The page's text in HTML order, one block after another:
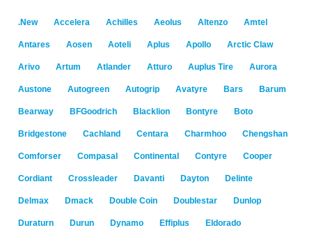
.New Accelera Achilles Aeolus Altenzo Amtel
Antares Aosen Aoteli Aplus Apollo Arctic Claw
Arivo Artum Atlander Atturo Auplus Tire Aurora
Austone Autogreen Autogrip Avatyre Bars Barum
Bearway BFGoodrich Blacklion Bontyre Boto
Bridgestone Cachland Centara Charmhoo Chengshan
Comforser Compasal Continental Contyre Cooper
Cordiant Crossleader Davanti Dayton Delinte
Delmax Dmack Double Coin Doublestar Dunlop
Duraturn Durun Dynamo Effiplus Eldorado